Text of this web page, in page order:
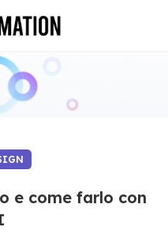
e come farlo con